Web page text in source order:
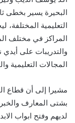
البحيرة يسير بخطى
التعليمية
المراكز في مختلف
والتدريبات على
المجالات التعليمية
مشيرا إلى أن قطاع
بشتى المعارف
لديهم وفتح ابواب